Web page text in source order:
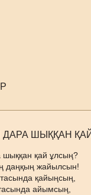
ДАРА ШЫҚҚАН
шыққан қай ұлсың?
даңқың жайылсын!
қайыңсың,
айымсың,